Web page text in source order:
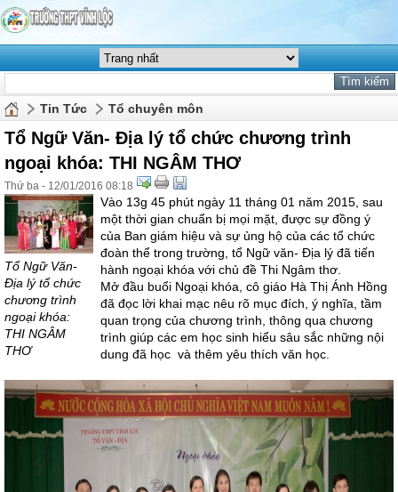
Tin Tức Tổ chuyên môn
Tổ Ngữ Văn- Địa lý tổ chức chương trình
ngoại khóa: THI NGÂM THƠ
Thứ ba - 12/01/2016 08:18
Tổ Ngữ Văn-
Địa lý tổ chức
chương trình
ngoại khóa:
THI NGÂM
THƠ
Vào 13g 45 phút ngày 11 tháng 01 năm 2015, sau
một thời gian chuẩn bị mọi mặt, được sự đồng ý
của Ban giám hiệu và sự ủng hộ của các tổ chức
đoàn thể trong trường, tổ Ngữ văn- Địa lý đã tiến
hành ngoại khóa với chủ đề Thi Ngâm thơ.
Mở đầu buổi Ngoại khóa, cô giáo Hà Thị Ánh Hồng
đã đọc lời khai mạc nêu rõ mục đích, ý nghĩa, tầm
quan trọng của chương trình, thông qua chương
trình giúp các em học sinh hiểu sâu sắc những nội
dung đã học và thêm yêu thích văn học.